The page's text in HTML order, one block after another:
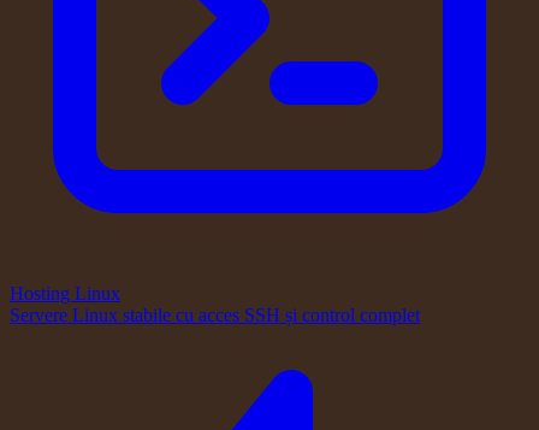
Hosting Linux
Servere Linux stabile cu acces SSH și control complet